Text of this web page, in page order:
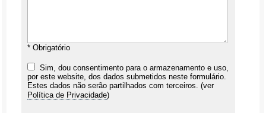
* Obrigatório
Sim, dou consentimento para o armazenamento e uso,
por este website, dos dados submetidos neste formulário.
Estes dados não serão partilhados com terceiros. (ver
Política de Privacidade)